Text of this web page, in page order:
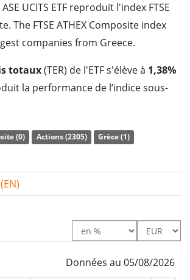
UCITS ETF reproduit l'index FTSE
The FTSE ATHEX Composite index
companies from Greece.
totaux(TER) de l'ETF s'élève à 1,38%
la performance de l’indice sous-
une sélection des composantes les
Les dividendes de l'ETF sont
dans l'ETF.
UCITS ETF est un très petit ETF
le 21 décembre 2017et estdomicilié
(0) Actions (2305) Grèce (1)
Données au 05/08/2026